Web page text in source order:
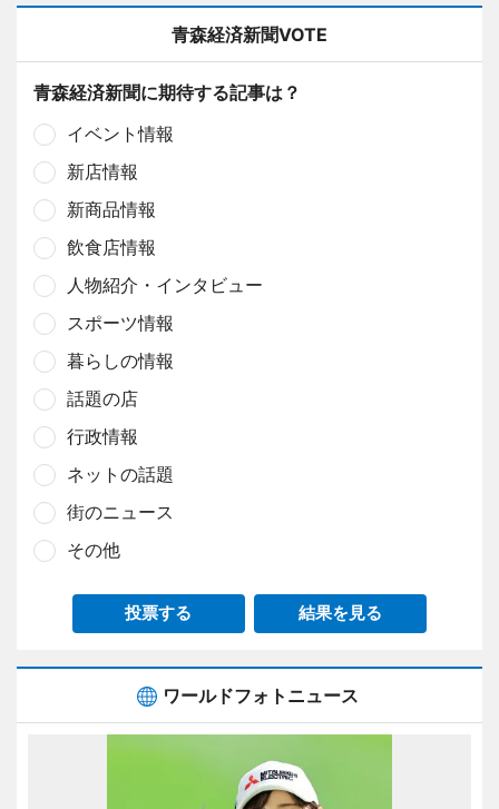
青森経済新聞VOTE
青森経済新聞に期待する記事は？
イベント情報
新店情報
新商品情報
飲食店情報
人物紹介・インタビュー
スポーツ情報
暮らしの情報
話題の店
行政情報
ネットの話題
街のニュース
その他
投票する 結果を見る
ワールドフォトニュース